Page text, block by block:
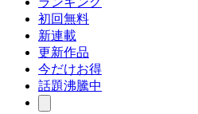
初回無料
新連載
更新作品
今だけお得
話題沸騰中